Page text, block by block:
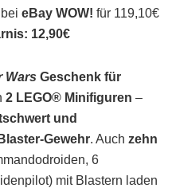
eBay WOW! für 119,10€
12,90€
Wars Geschenk für
2 LEGO® Minifiguren –
und
Gewehr. Auch zehn
6
mit Blastern laden